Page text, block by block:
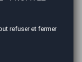
refuser et fermer